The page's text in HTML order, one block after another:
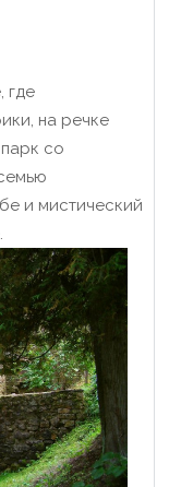
где
на речке
со
и мистический